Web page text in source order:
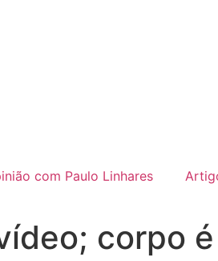
com Paulo Linhares
corpo é